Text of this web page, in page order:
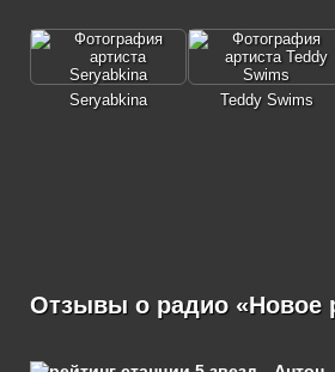
Seryabkina Teddy Swims
Отзывы о радио «Новое